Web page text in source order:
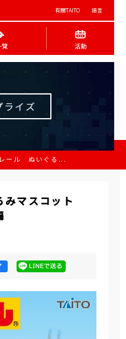
有關TAITO 語言
覽 活動
ライズ
ール ぬいぐる...
みマスコット